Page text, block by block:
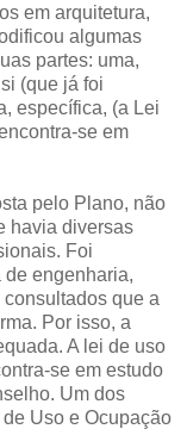
em arquitetura,
algumas
partes: uma,
(que já foi
específica, (a Lei
se em
pelo Plano, não
havia diversas
Foi
engenharia,
que a
Por isso, a
A lei de uso
se em estudo
Um dos
Uso e Ocupação